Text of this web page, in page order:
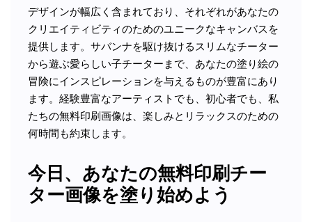
デザインが幅広く含まれており、それぞれがあなたの
クリエイティビティのためのユニークなキャンバスを
提供します。サバンナを駆け抜けるスリムなチーター
から遊ぶ愛らしい子チーターまで、あなたの塗り絵の
冒険にインスピレーションを与えるものが豊富にあり
ます。経験豊富なアーティストでも、初心者でも、私
たちの無料印刷画像は、楽しみとリラックスのための
何時間も約束します。
今日、あなたの無料印刷チー
ター画像を塗り始めよう